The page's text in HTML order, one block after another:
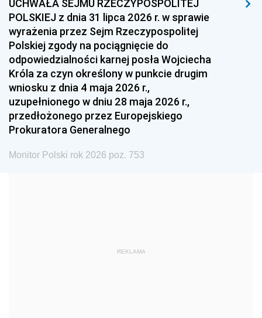
1996 1995 1994
1993 1992 1991
1990 1989
1987 1986 1985
1984 1983
1981 1980 1979
1978 1977
1975 1974
1959
UCHWAŁA SEJMU RZECZYPOSPOLITEJ
POLSKIEJ z dnia 31 lipca 2026 r. w sprawie
wyrażenia przez Sejm Rzeczypospolitej
Polskiej zgody na pociągnięcie do
odpowiedzialności karnej posła Wojciecha
Króla za czyn określony w punkcie drugim
wniosku z dnia 4 maja 2026 r.,
uzupełnionego w dniu 28 maja 2026 r.,
przedłożonego przez Europejskiego
Prokuratora Generalnego
Monitor Polski rok 2026 poz. 753
REKLAMA